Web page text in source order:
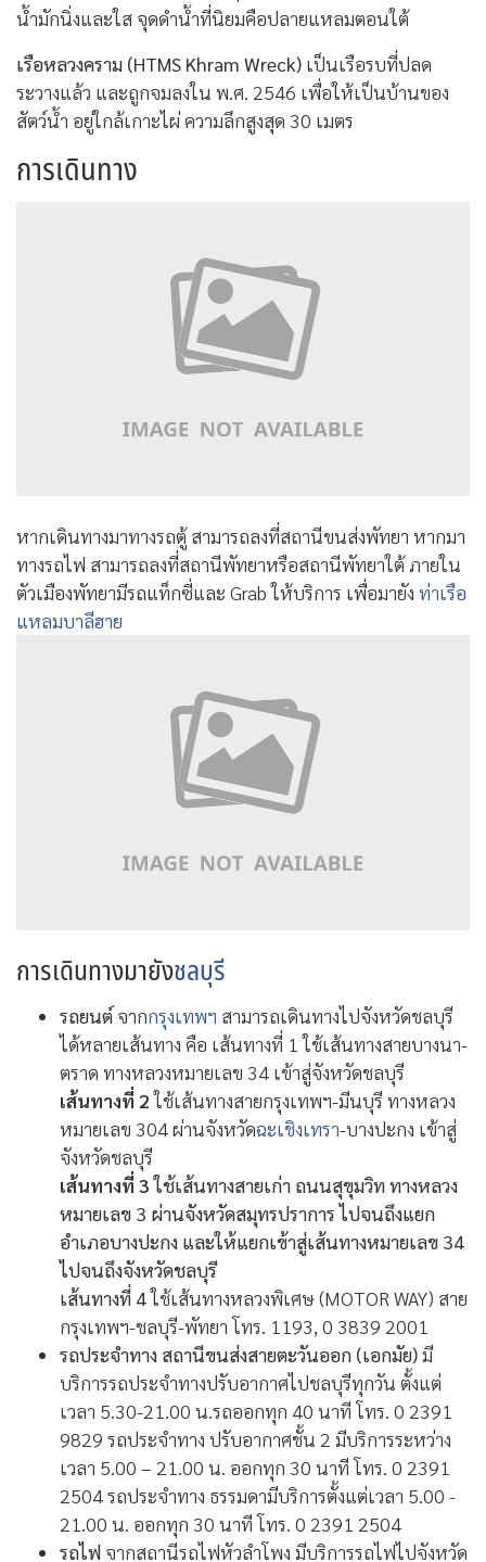
น้ำมักนิ่งและใส จุดดำน้ำที่นิยมคือปลายแหลมตอนใต้
เรือหลวงคราม (HTMS Khram Wreck) เป็นเรือรบที่ปลด
ระวางแล้ว และถูกจมลงใน พ.ศ. 2546 เพื่อให้เป็นบ้านของ
สัตว์น้ำ อยู่ใกล้เกาะไผ่ ความลึกสูงสุด 30 เมตร
การเดินทาง
หากเดินทางมาทางรถตู้ สามารถลงที่สถานีขนส่งพัทยา หากมา
ทางรถไฟ สามารถลงที่สถานีพัทยาหรือสถานีพัทยาใต้ ภายใน
ตัวเมืองพัทยามีรถแท็กซี่และ Grab ให้บริการ เพื่อมายัง ท่าเรือ
แหลมบาลีฮาย
การเดินทางมายังชลบุรี
รถยนต์จากกรุงเทพฯ สามารถเดินทางไปจังหวัดชลบุรี
ได้หลายเส้นทาง คือ เส้นทางที่ 1 ใช้เส้นทางสายบางนา-
ตราด ทางหลวงหมายเลข 34 เข้าสู่จังหวัดชลบุรี
เส้นทางที่ 2 ใช้เส้นทางสายกรุงเทพฯ-มีนบุรี ทางหลวง
หมายเลข 304 ผ่านจังหวัดฉะเชิงเทรา-บางปะกง เข้าสู่
จังหวัดชลบุรี
เส้นทางที่ 3ใช้เส้นทางสายเก่า ถนนสุขุมวิท ทางหลวง
หมายเลข 3 ผ่านจังหวัดสมุทรปราการ ไปจนถึงแยก
อำเภอบางปะกง และให้แยกเข้าสู่เส้นทางหมายเลข 34
ไปจนถึงจังหวัดชลบุรี
เส้นทางที่ 4ใช้เส้นทางหลวงพิเศษ (MOTOR WAY) สาย
กรุงเทพฯ-ชลบุรี-พัทยา โทร. 1193, 0 3839 2001
รถประจำทาง สถานีขนส่งสายตะวันออก (เอกมัย)มี
บริการรถประจำทางปรับอากาศไปชลบุรีทุกวัน ตั้งแต่
เวลา 5.30-21.00 น.รถออกทุก 40 นาที โทร. 0 2391
9829 รถประจำทาง ปรับอากาศชั้น 2 มีบริการระหว่าง
เวลา 5.00 – 21.00 น. ออกทุก 30 นาที โทร. 0 2391
2504 รถประจำทาง ธรรมดามีบริการตั้งแต่เวลา 5.00 -
21.00 น. ออกทุก 30 นาที โทร. 0 2391 2504
รถไฟ จากสถานีรถไฟหัวลำโพง มีบริการรถไฟไปจังหวัด